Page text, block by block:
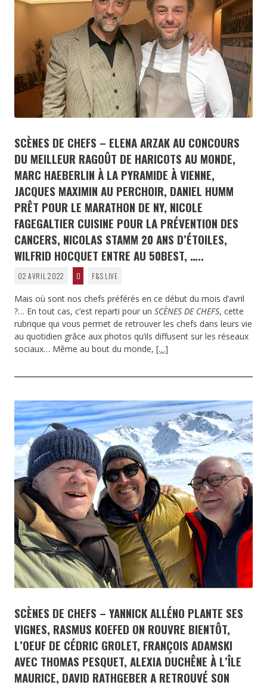
SCÈNES DE CHEFS – ELENA ARZAK AU CONCOURS
DU MEILLEUR RAGOÛT DE HARICOTS AU MONDE,
MARC HAEBERLIN À LA PYRAMIDE À VIENNE,
JACQUES MAXIMIN AU PERCHOIR, DANIEL HUMM
PRÊT POUR LE MARATHON DE NY, NICOLE
FAGEGALTIER CUISINE POUR LA PRÉVENTION DES
CANCERS, NICOLAS STAMM 20 ANS D’ÉTOILES,
WILFRID HOCQUET ENTRE AU 50BEST, …..
02 AVRIL 2022 0 F&S LIVE
Mais où sont nos chefs préférés en ce début du mois d’avril
?… En tout cas, c’est reparti pour un SCÈNES DE CHEFS, cette
rubrique qui vous permet de retrouver les chefs dans leurs vie
au quotidien grâce aux photos qu’ils diffusent sur les réseaux
sociaux… Même au bout du monde, […]
SCÈNES DE CHEFS – YANNICK ALLÉNO PLANTE SES
VIGNES, RASMUS KOEFED ON ROUVRE BIENTÔT,
L’OEUF DE CÉDRIC GROLET, FRANÇOIS ADAMSKI
AVEC THOMAS PESQUET, ALEXIA DUCHÊNE À L’ÎLE
MAURICE, DAVID RATHGEBER A RETROUVÉ SON